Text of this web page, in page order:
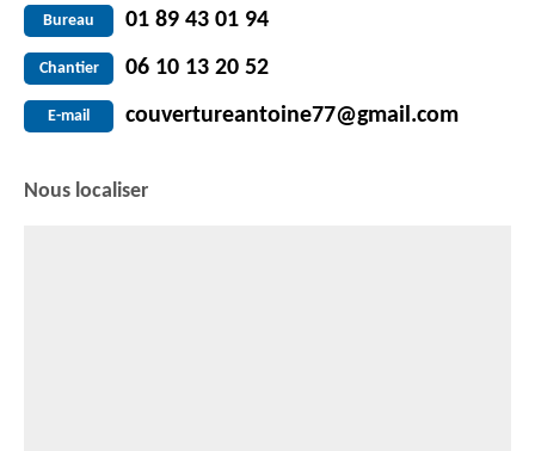
Bureau 01 89 43 01 94
Chantier 06 10 13 20 52
E-mail couvertureantoine77@gmail.com
Nous localiser